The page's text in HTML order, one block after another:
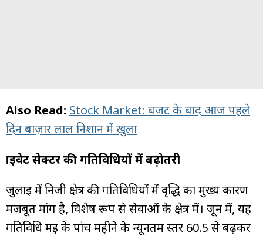
Also Read: Stock Market: बजट के बाद आज पहले
दिन बाज़ार लाल निशान में खुला
प्राइवेट सेक्टर की गतिविधियों में बढ़ोतरी
जुलाई में निजी क्षेत्र की गतिविधियों में वृद्धि का मुख्य कारण
मजबूत मांग है, विशेष रूप से सेवाओं के क्षेत्र में। जून में, यह
गतिविधि मई के पांच महीने के न्यूनतम स्तर 60.5 से बढ़कर